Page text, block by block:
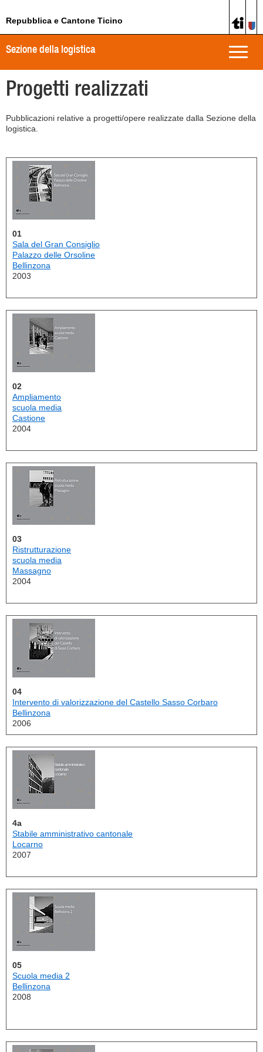
Repubblica e Cantone Ticino
Toggle
Sezione della logistica
Progetti realizzati
Pubblicazioni relative a progetti/opere realizzate dalla Sezione della
logistica.
01
Sala del Gran Consiglio
Palazzo delle Orsoline
Bellinzona
2003
02
Ampliamento
scuola media
Castione
2004
03
Ristrutturazione
scuola media
Massagno
2004
04
Intervento di valorizzazione del Castello Sasso Corbaro
Bellinzona
2006
4a
Stabile amministrativo cantonale
Locarno
2007
05
Scuola media 2
Bellinzona
2008